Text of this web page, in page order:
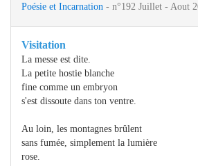
Poésie et Incarnation - n°192 Juillet - Aout
Visitation
La messe est dite.
La petite hostie blanche
fine comme un embryon
s'est dissoute dans ton ventre.
Au loin, les montagnes brûlent
sans fumée, simplement la lumière
rose.